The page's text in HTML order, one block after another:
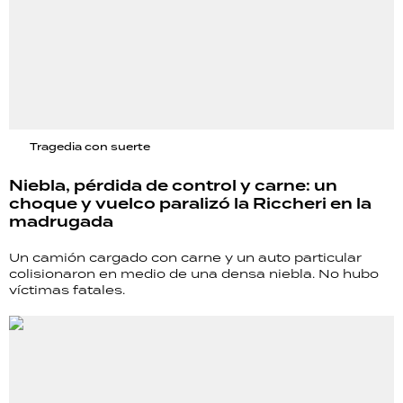
Tragedia con suerte
Niebla, pérdida de control y carne: un
choque y vuelco paralizó la Riccheri en la
madrugada
Un camión cargado con carne y un auto particular
colisionaron en medio de una densa niebla. No hubo
víctimas fatales.